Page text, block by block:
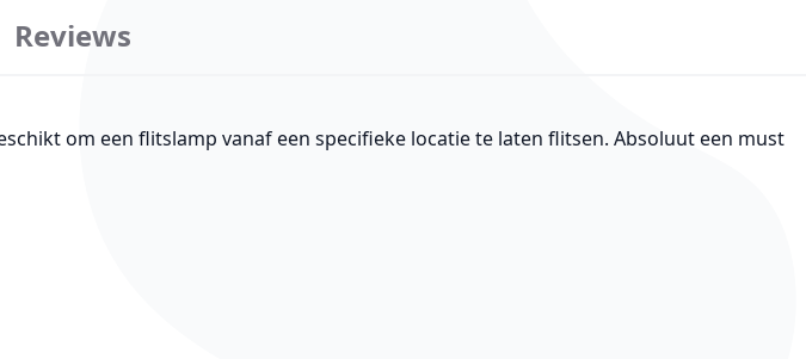
om een flitslamp vanaf een specifieke locatie te laten flitsen. Absoluut een must
Reviews